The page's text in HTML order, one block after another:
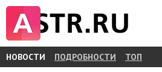
НОВОСТИ ПОДРОБНОСТИ ТОП